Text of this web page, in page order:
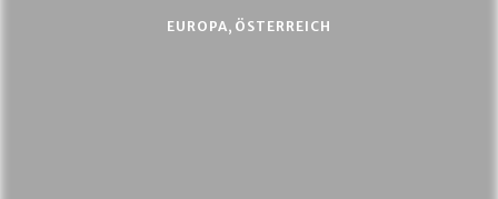
EUROPA, ÖSTERREICH